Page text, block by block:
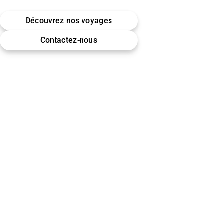
Découvrez nos voyages
Contactez-nous
Omra (Umrah) · Hajj
Encadrement & accompagnement